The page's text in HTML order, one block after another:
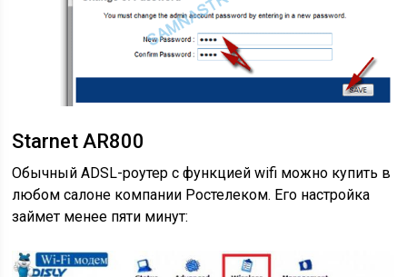
Starnet AR800
Обычный ADSL-роутер с функцией wifi можно купить в
любом салоне компании Ростелеком. Его настройка
займет менее пяти минут: